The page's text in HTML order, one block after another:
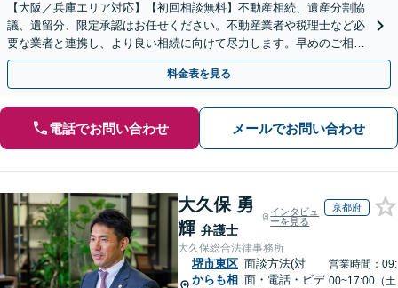
【大阪／兵庫エリア対応】【初回相談無料】不動産相続、遺産分割協
議、遺留分、限定承認はお任せください。不動産業者や税理士など必
要な業者と連携し、より良い相続に向けて尽力します。早めのご相談
が複雑化を防ぐカギとなります【休日相談可】
料金表を見る
電話でお問い合わせ メールでお問い合わせ
大久保 勇
輝 弁護士
インタビュ
ーを見る
京都府
大久保総合法律事務所
堺市東区
からも相
面談方法(対
面・電話・ビデ
営業時間：09:
00~17:00（土